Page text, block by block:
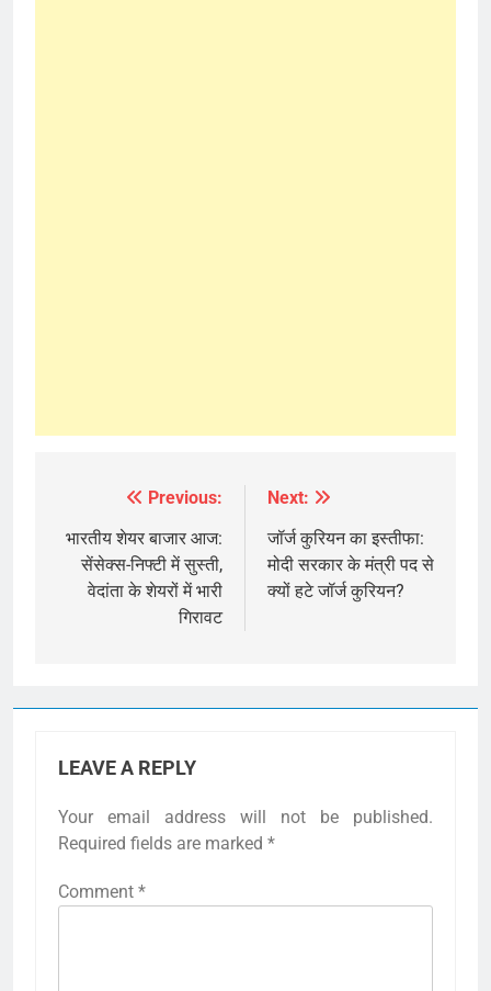
navigation
Previous:
भारतीय शेयर बाजार आज:
सेंसेक्स-निफ्टी में सुस्ती,
वेदांता के शेयरों में भारी
गिरावट
Next:
जॉर्ज कुरियन का इस्तीफा:
मोदी सरकार के मंत्री पद से
क्यों हटे जॉर्ज कुरियन?
LEAVE A REPLY
Your email address will not be published.
Required fields are marked *
Comment *